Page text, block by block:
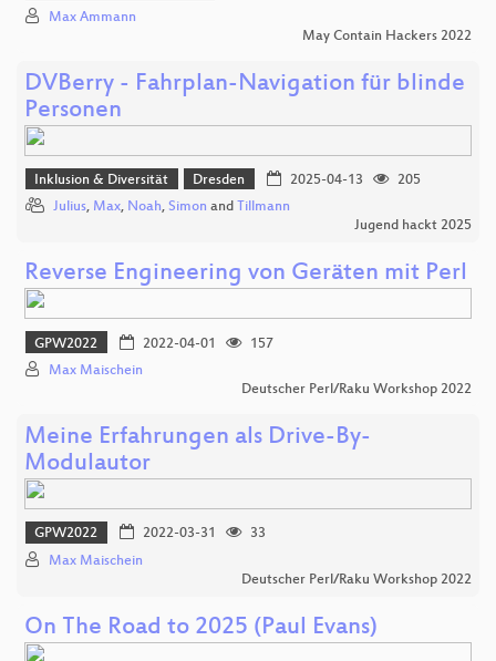
Max Ammann
May Contain Hackers 2022
DVBerry - Fahrplan-Navigation für blinde
Personen
Inklusion & Diversität Dresden 2025-04-13
205
Julius, Max, Noah, Simon and Tillmann
Jugend hackt 2025
Reverse Engineering von Geräten mit Perl
GPW2022 2022-04-01
157
Max Maischein
Deutscher Perl/Raku Workshop 2022
Meine Erfahrungen als Drive-By-
Modulautor
GPW2022 2022-03-31
33
Max Maischein
Deutscher Perl/Raku Workshop 2022
On The Road to 2025 (Paul Evans)